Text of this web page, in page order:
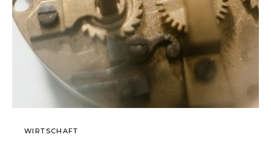
WIRTSCHAFT